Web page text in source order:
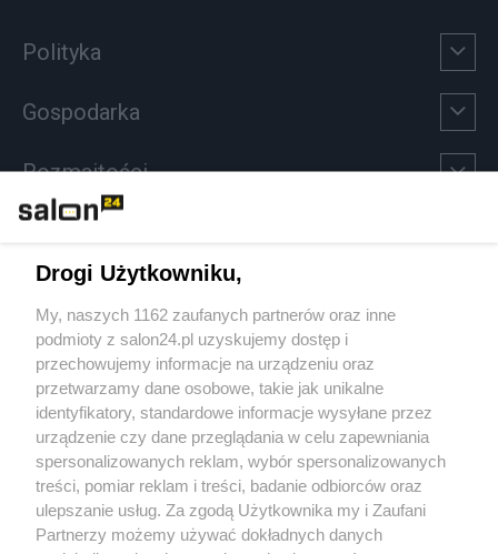
Polityka
Gospodarka
Rozmaitości
Sport
Społeczeństwo
Kultura
X Facebook Instagram Youtube
Drogi Użytkowniku,
My, naszych 1162 zaufanych partnerów oraz inne
podmioty z salon24.pl uzyskujemy dostęp i
przechowujemy informacje na urządzeniu oraz
przetwarzamy dane osobowe, takie jak unikalne
identyfikatory, standardowe informacje wysyłane przez
urządzenie czy dane przeglądania w celu zapewniania
spersonalizowanych reklam, wybór spersonalizowanych
treści, pomiar reklam i treści, badanie odbiorców oraz
ulepszanie usług. Za zgodą Użytkownika my i Zaufani
Partnerzy możemy używać dokładnych danych